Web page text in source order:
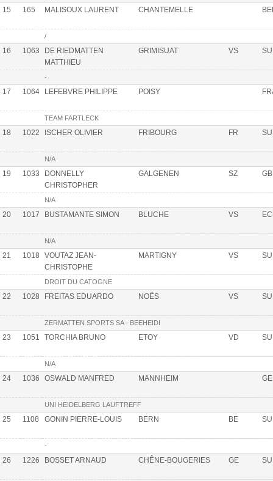
15 165 MALISOUX LAURENT CHANTEMELLE
/
16 1063
DE RIEDMATTEN
MATTHIEU
GRIMISUAT VS
-
17 1064 LEFEBVRE PHILIPPE POISY
TEAM FARTLECK
18 1022 ISCHER OLIVIER FRIBOURG FR
N/A
19 1033
DONNELLY
CHRISTOPHER
GALGENEN SZ
N/A
20 1017 BUSTAMANTE SIMON BLUCHE VS
N/A
21 1018
VOUTAZ JEAN-
CHRISTOPHE
MARTIGNY VS
DROIT DU CATOGNE
22 1028 FREITAS EDUARDO NOËS VS
ZERMATTEN SPORTS SA - BEEHEIDI
23 1051 TORCHIA BRUNO ETOY VD
N/A
24 1036 OSWALD MANFRED MANNHEIM
UNI HEIDELBERG LAUFTREFF
25 1108 GONIN PIERRE-LOUIS BERN BE
-
26 1226 BOSSET ARNAUD CHÊNE-BOUGERIES GE